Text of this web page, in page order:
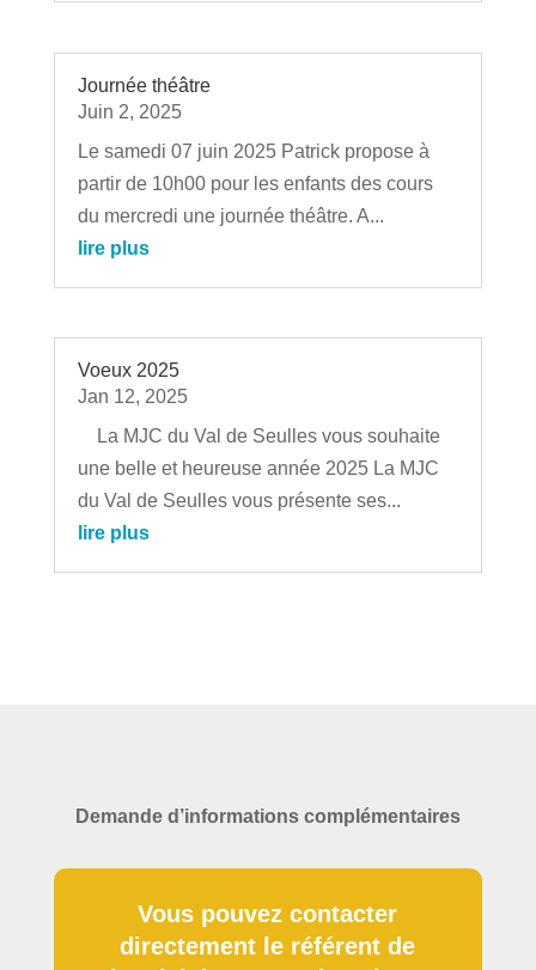
Journée théâtre
Juin 2, 2025
Le samedi 07 juin 2025 Patrick propose à
partir de 10h00 pour les enfants des cours
du mercredi une journée théâtre. A...
lire plus
Voeux 2025
Jan 12, 2025
La MJC du Val de Seulles vous souhaite
une belle et heureuse année 2025 La MJC
du Val de Seulles vous présente ses...
lire plus
Demande d’informations complémentaires
Vous pouvez contacter
directement le référent de